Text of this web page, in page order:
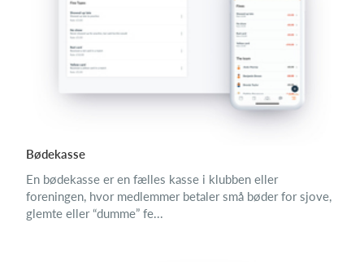
Bødekasse
En bødekasse er en fælles kasse i klubben eller
foreningen, hvor medlemmer betaler små bøder for sjove,
glemte eller “dumme” fe...